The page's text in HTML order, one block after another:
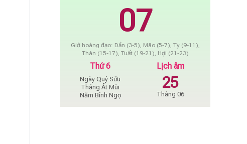
07
Giờ hoàng đạo: Dần (3-5), Mão (5-7), Tỵ (9-11),
Thân (15-17), Tuất (19-21), Hợi (21-23)
Thứ 6
Ngày Quý Sửu
Tháng Ất Mùi
Năm Bính Ngọ
Lịch âm
25
Tháng 06